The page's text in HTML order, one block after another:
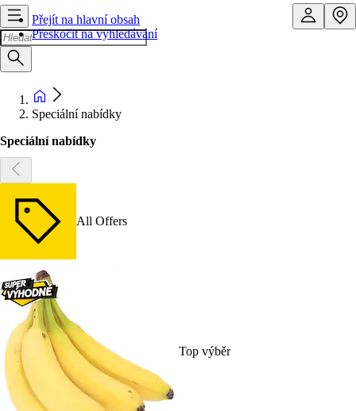
Přejít na hlavní obsah
Přeskočit na vyhledávání
Speciální nabídky
Speciální nabídky
All Offers
Top výběr